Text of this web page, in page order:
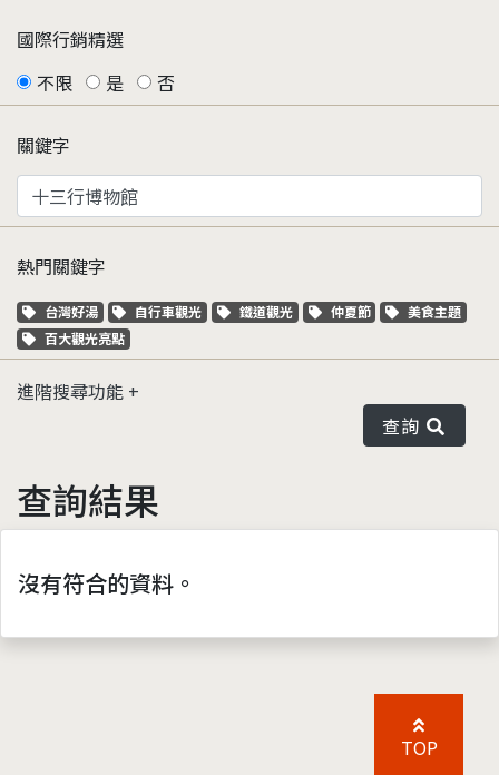
國際行銷精選
不限
是 否
關鍵字
熱門關鍵字
關鍵字標籤
台灣好湯 關鍵字標籤
自行車觀光 關鍵字標籤
鐵道觀光 關鍵字標籤
仲夏節 關鍵字標籤
美食主題
關鍵字標籤
百大觀光亮點
進階搜尋功能
查詢
查詢結果
沒有符合的資料。
TOP